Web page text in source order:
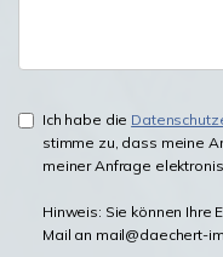
Ich habe die
stimme zu, dass meine
meiner Anfrage
Hinweis: Sie können Ihre
Mail an mail@daechert-